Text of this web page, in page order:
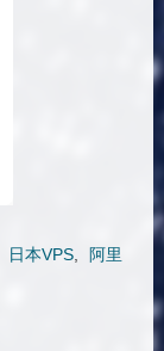
日本VPS,
阿里